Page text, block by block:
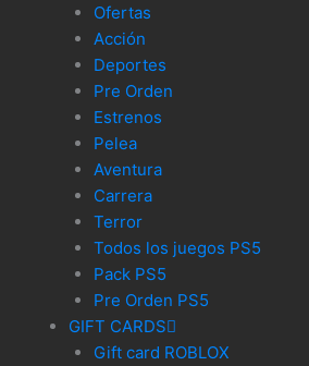
Ofertas
Acción
Deportes
Pre Orden
Estrenos
Pelea
Aventura
Carrera
Terror
Todos los juegos PS5
Pack PS5
Pre Orden PS5
GIFT CARDS
Gift card ROBLOX